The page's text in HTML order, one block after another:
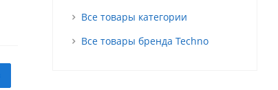
Все товары категории
Все товары бренда Techno